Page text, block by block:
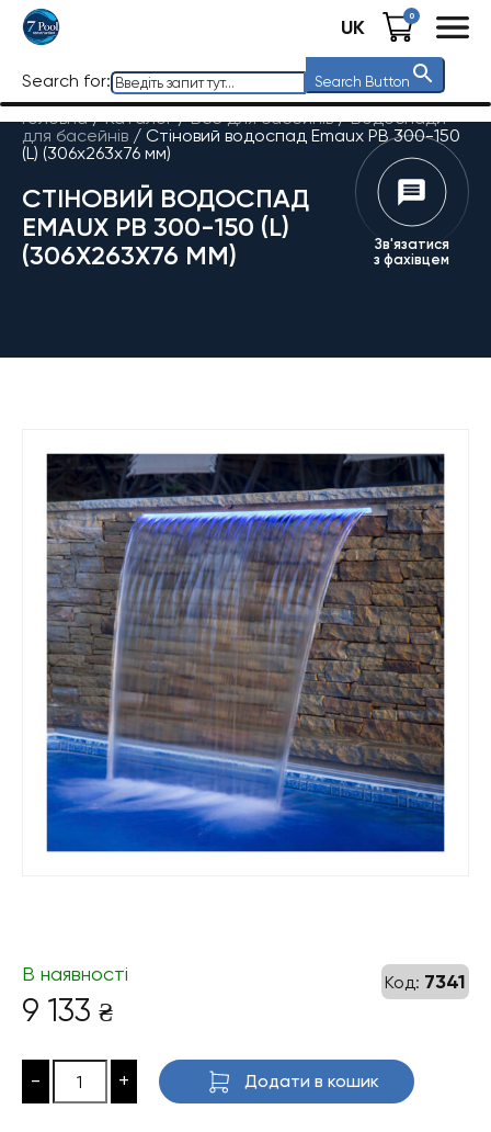
UK 0
Search for: Search Button
Головна / Каталог/Все для басейнів/Водоспади
для басейнів / Стіновий водоспад Emaux PB 300-150
(L) (306х263х76 мм)
СТІНОВИЙ ВОДОСПАД
EMAUX PB 300-150 (L)
(306Х263Х76 ММ)
Зв'язатися
з фахівцем
Код: 7341
В наявності
9 133 ₴
- + Додати в кошик